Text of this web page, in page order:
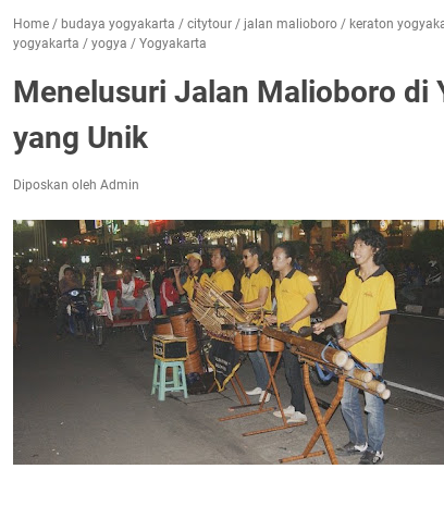
Home / budaya yogyakarta / citytour / jalan malioboro / keraton
yogyakarta / yogya / Yogyakarta
Menelusuri Jalan Malioboro di
yang Unik
Diposkan oleh Admin